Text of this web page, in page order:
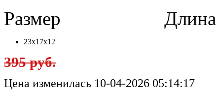
Размер
Длина в
23х17х12
395 руб.
Цена изменилась 10-04-2026 05:14:17